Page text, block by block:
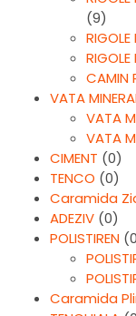
(9)
RIGOLE
RIGOLE
CAMIN
VATA
VATA
VATA
CIMENT (0)
TENCO (0)
Caramida
ADEZIV (0)
POLISTIREN
Caramida